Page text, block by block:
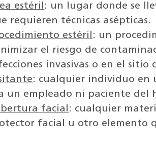
estéril : un lugar donde se
requieren técnicas asépticas.
estéril : un
el riesgo de
invasivas o en el sitio
: cualquier individuo en
un empleado ni paciente del
facial : cualquier
facial u otro elemento